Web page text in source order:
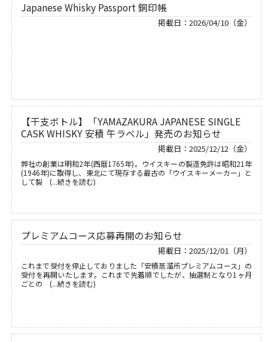
Japanese Whisky Passport 銅印帳
掲載日：2026/04/10（金）
【干支ボトル】「YAMAZAKURA JAPANESE SINGLE
CASK WHISKY 安積 午ラベル」発売のお知らせ
掲載日：2025/12/12（金）
弊社の創業は明和2年(西暦1765年)。ウイスキーの製造免許は昭和21年
(1946年)に取得し、東北にて現存する最古の「ウイスキーメーカー」と
して製 (...続きを読む)
プレミアムコース応募再開のお知らせ
掲載日：2025/12/01（月）
これまで受付を停止しておりました「安積蒸溜所プレミアムコース」の
受付を再開いたします。これまで先着順でしたが、抽選制となり1ヶ月
ごとの (...続きを読む)